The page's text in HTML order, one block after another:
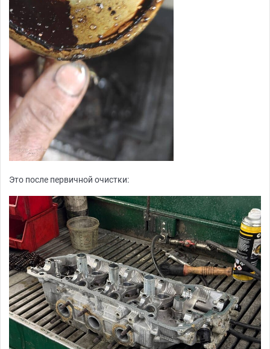
Это после первичной очистки: